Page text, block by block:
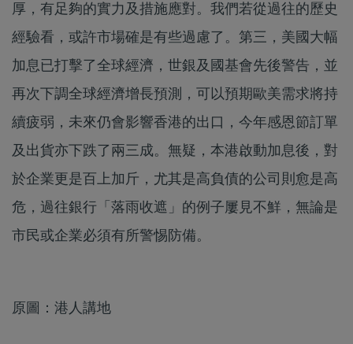
厚，有足夠的實力及措施應對。我們若從過往的歷史
經驗看，或許市場確是有些過慮了。第三，美國大幅
加息已打擊了全球經濟，世銀及國基會先後警告，並
再次下調全球經濟增長預測，可以預期歐美需求將持
續疲弱，未來仍會影響香港的出口，今年感恩節訂單
及出貨亦下跌了兩三成。無疑，本港啟動加息後，對
於企業更是百上加斤，尤其是高負債的公司則愈是高
危，過往銀行「落雨收遮」的例子屢見不鮮，無論是
市民或企業必須有所警惕防備。
原圖：港人講地